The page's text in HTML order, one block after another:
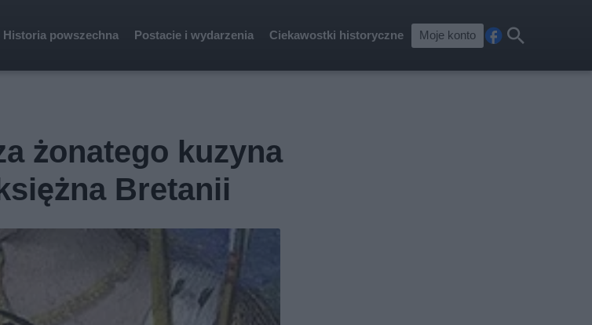
Historia powszechna Postacie i wydarzenia Ciekawostki historyczne Moje konto
cebkaj
żonatego kuzyna
Bretanii